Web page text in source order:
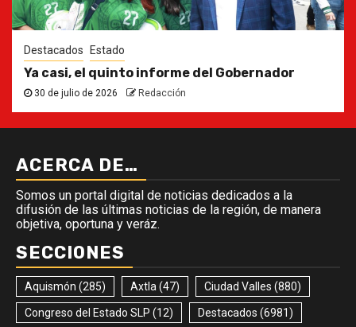
Destacados Estado
Ya casi, el quinto informe del Gobernador
30 de julio de 2026 Redacción
ACERCA DE…
Somos un portal digital de noticias dedicados a la
difusión de las últimas noticias de la región, de manera
objetiva, oportuna y veráz.
SECCIONES
Aquismón (285) Axtla (47) Ciudad Valles (880)
Congreso del Estado SLP (12) Destacados (6981)